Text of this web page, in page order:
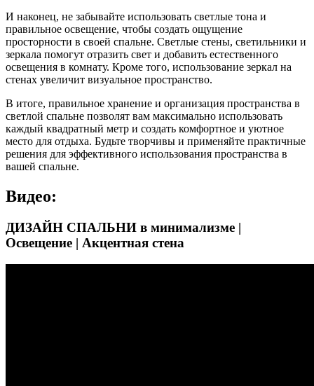
И наконец, не забывайте использовать светлые тона и
правильное освещение, чтобы создать ощущение
просторности в своей спальне. Светлые стены, светильники и
зеркала помогут отразить свет и добавить естественного
освещения в комнату. Кроме того, использование зеркал на
стенах увеличит визуальное пространство.
В итоге, правильное хранение и организация пространства в
светлой спальне позволят вам максимально использовать
каждый квадратный метр и создать комфортное и уютное
место для отдыха. Будьте творчивы и применяйте практичные
решения для эффективного использования пространства в
вашей спальне.
Видео:
ДИЗАЙН СПАЛЬНИ в минимализме |
Освещение | Акцентная стена